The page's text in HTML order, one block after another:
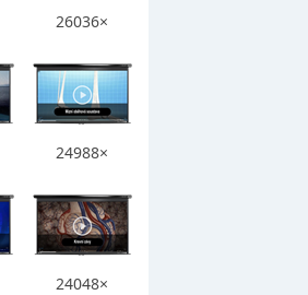
26036×
24988×
24048×